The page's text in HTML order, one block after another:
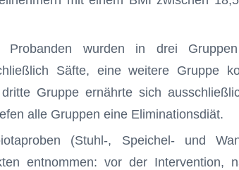
Probanden wurden in drei
Säfte, eine weitere Gruppe
Gruppe ernährte sich
alle Gruppen eine Eliminationsdiät.
(Stuhl-, Speichel- und
entnommen: vor der Intervention,